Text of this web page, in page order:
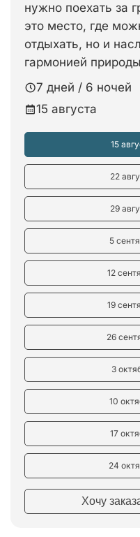
нужно поехать за
это место, где
отдыхать, но и
гармонией
7 дней / 6 ночей
15 августа
15
22
29
5
12
19
26
3
10
17
24
Хочу